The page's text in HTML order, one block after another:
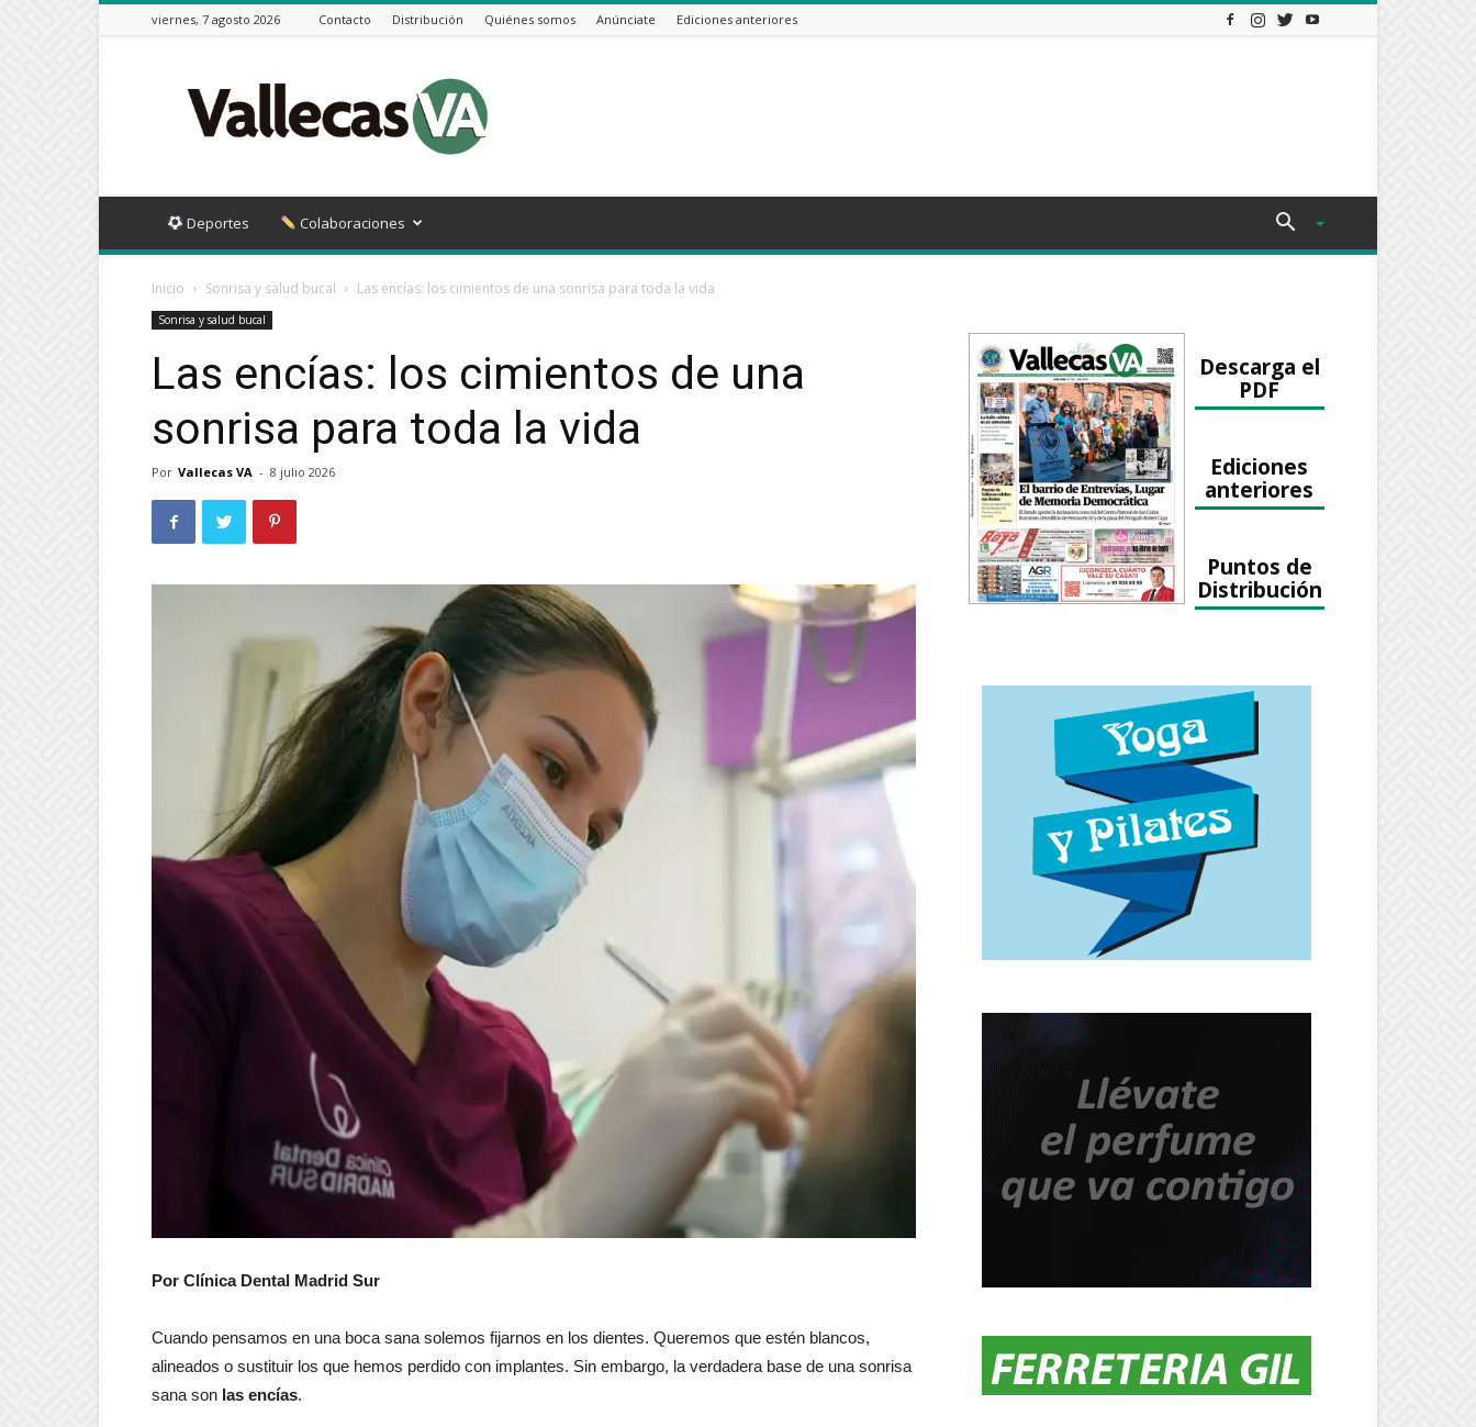
viernes, 7 agosto 2026 Contacto Distribución Quiénes somos Anúnciate Ediciones anteriores
VA
Deportes Colaboraciones
Inicio Sonrisa y salud bucal Las encías: los cimientos de una sonrisa para toda la vida
Sonrisa y salud bucal
Las encías: los cimientos de una
sonrisa para toda la vida
Por Vallecas VA - 8 julio 2026
Por Clínica Dental Madrid Sur
Cuando pensamos en una boca sana solemos fijarnos en los dientes. Queremos que estén blancos,
alineados o sustituir los que hemos perdido con implantes. Sin embargo, la verdadera base de una sonrisa
sana son las encías.
Descarga el
PDF
Ediciones
anteriores
Puntos de
Distribución